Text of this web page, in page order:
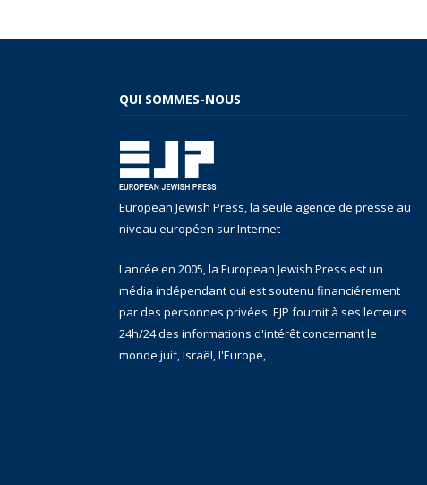
QUI SOMMES-NOUS
European Jewish Press, la seule agence de presse au
niveau européen sur Internet
Lancée en 2005, la European Jewish Press est un
média indépendant qui est soutenu financiérement
par des personnes privées. EJP fournit à ses lecteurs
24h/24 des informations d'intérêt concernant le
monde juif, Israël, l'Europe,